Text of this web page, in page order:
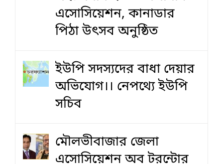
এসোসিয়েশন, কানাডার
পিঠা উৎসব অনুষ্ঠিত
ইউপি সদস্যদের বাধা দেয়ার
অভিযোগ।। নেপথ্যে ইউপি
সচিব
মৌলভীবাজার জেলা
এসোসিয়েশন অব টরন্টোর